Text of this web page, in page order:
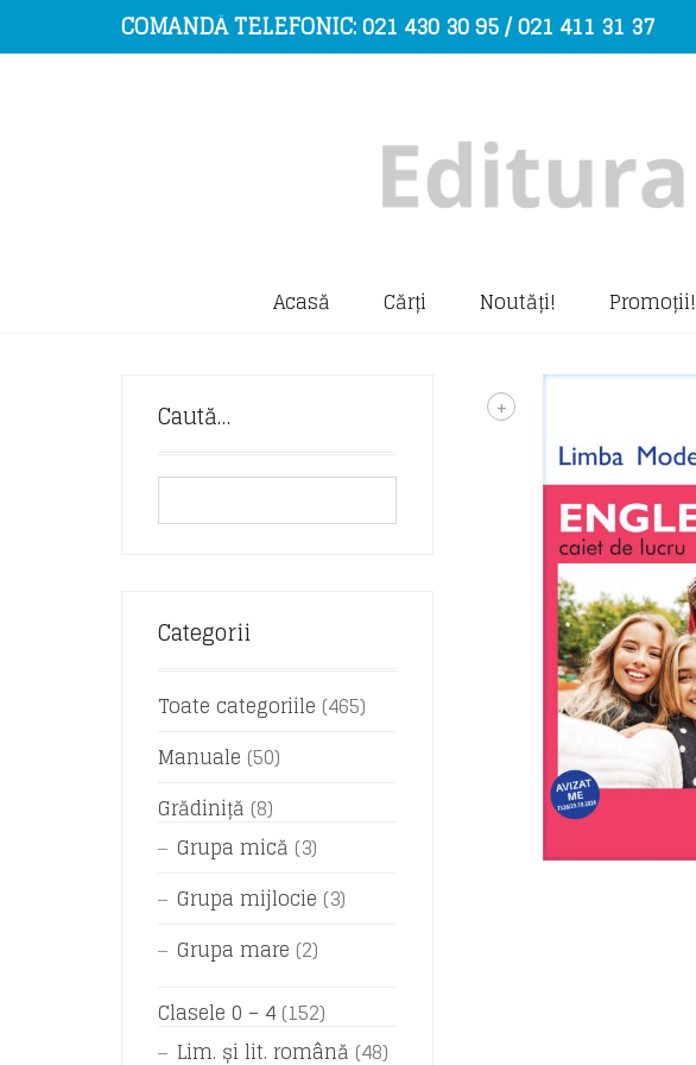
COMANDĂ TELEFONIC: 021 430 30 95 / 021 411 31 37
Acasă Cărți Noutăți! Promoții!
+
Caută…
Categorii
Toate categoriile (465)
Manuale (50)
Grădiniță (8)
Grupa mică (3)
Grupa mijlocie (3)
Grupa mare (2)
Clasele 0 – 4 (152)
Lim. și lit. română (48)